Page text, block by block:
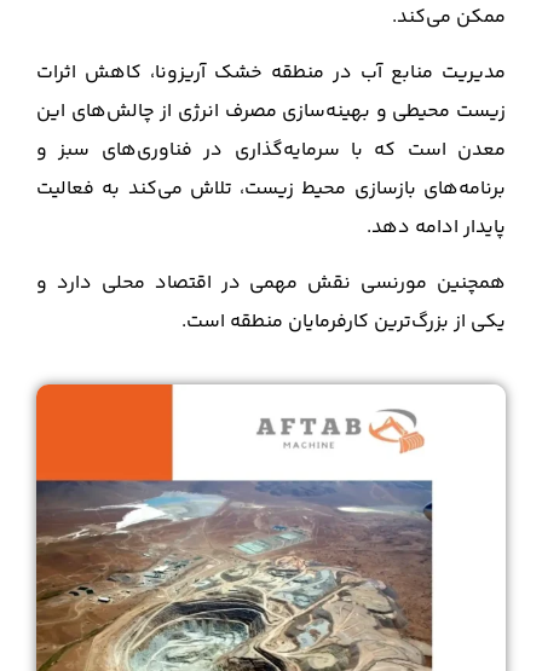
ممکن می‌کند.
مدیریت منابع آب در منطقه خشک آریزونا، کاهش اثرات
زیست محیطی و بهینه‌سازی مصرف انرژی از چالش‌های این
معدن است که با سرمایه‌گذاری در فناوری‌های سبز و
برنامه‌های بازسازی محیط زیست، تلاش می‌کند به فعالیت
پایدار ادامه دهد.
همچنین مورنسی نقش مهمی در اقتصاد محلی دارد و
یکی از بزرگ‌ترین کارفرمایان منطقه است.